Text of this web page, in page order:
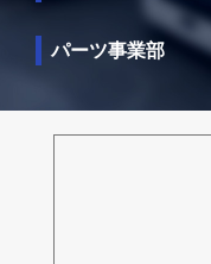
パーツ事業部